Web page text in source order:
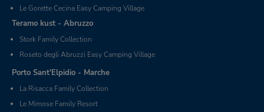
Le Gorette Cecina Easy Camping Village
Teramo kust - Abruzzo
Stork Family Collection
Roseto degli Abruzzi Easy Camping Village
Porto Sant'Elpidio - Marche
La Risacca Family Collection
Le Mimose Family Resort